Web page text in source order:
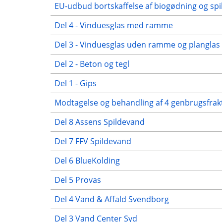
EU-udbud bortskaffelse af biogødning og
Del 4 - Vinduesglas med ramme
Del 3 - Vinduesglas uden ramme og planglas
Del 2 - Beton og tegl
Del 1 - Gips
Modtagelse og behandling af 4
Del 8 Assens Spildevand
Del 7 FFV Spildevand
Del 6 BlueKolding
Del 5 Provas
Del 4 Vand & Affald Svendborg
Del 3 Vand Center Syd